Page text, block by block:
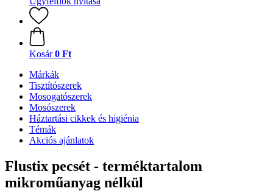
Kosár 0 Ft
Márkák
Tisztítószerek
Mosogatószerek
Mosószerek
Háztartási cikkek és higiénia
Témák
Akciós ajánlatok
Flustix pecsét - terméktartalom
mikroműanyag nélkül